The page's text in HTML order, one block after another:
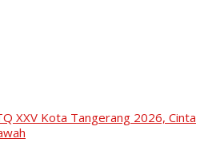
XXV Kota Tangerang 2026, Cinta